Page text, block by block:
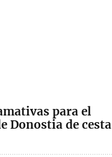
para el
Donostia de cesta